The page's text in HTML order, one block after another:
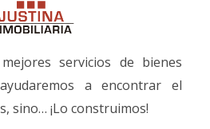
servicios de bienes
a encontrar el
sino… ¡Lo construimos!